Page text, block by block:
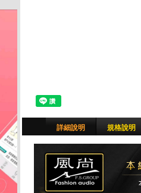
詳細說明 規格說明